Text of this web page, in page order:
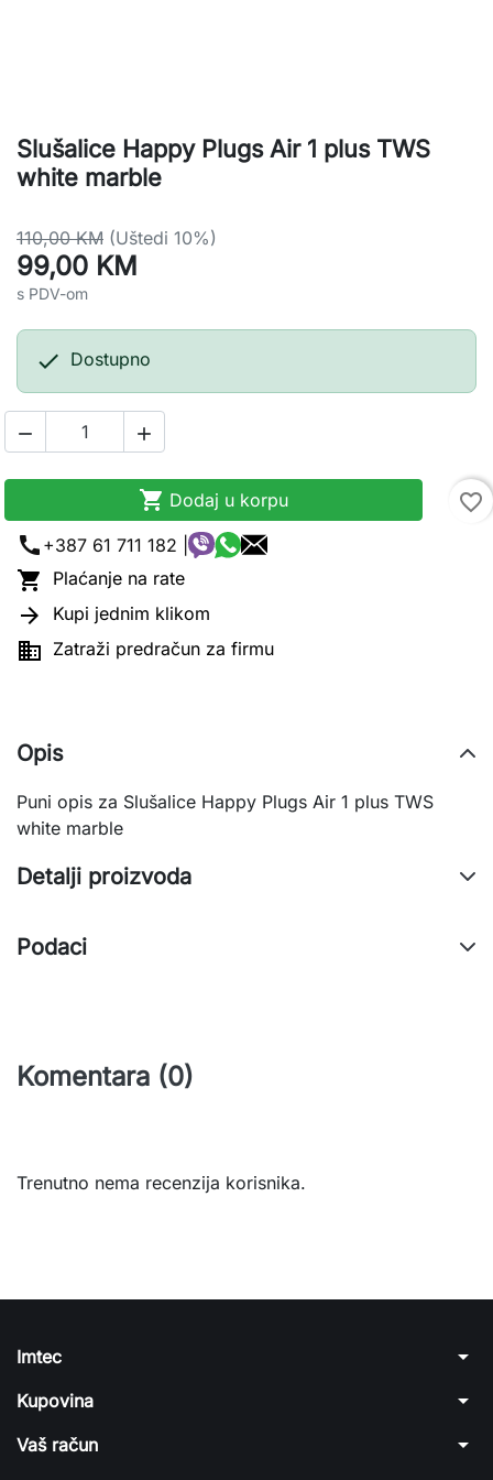
Slušalice Happy Plugs Air 1 plus TWS
white marble
110,00 KM (Uštedi 10%)
99,00 KM
s PDV-om
 Dostupno
 
 Dodaj u korpu
favorite_border
call +387 61 711 182 |
 Plaćanje na rate
 Kupi jednim klikom
 Zatraži predračun za firmu
Opis
Puni opis za Slušalice Happy Plugs Air 1 plus TWS
white marble
Detalji proizvoda
Podaci
Komentara (0)
Trenutno nema recenzija korisnika.
Imtec arrow_drop_down
Kupovina arrow_drop_down
Vaš račun arrow_drop_down